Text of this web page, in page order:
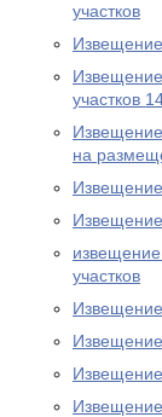
участков
участков
на
участков